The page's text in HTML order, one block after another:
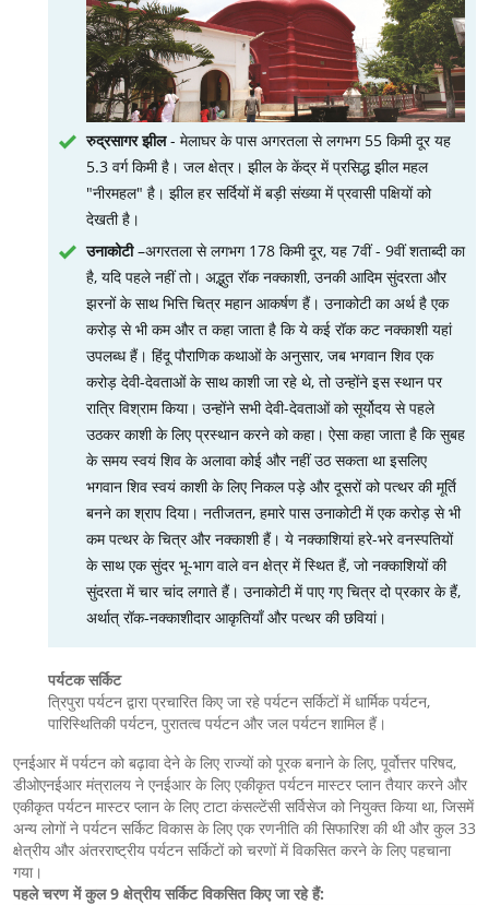
रुद्रसागर झील- मेलाघर के पास अगरतला से लगभग 55 किमी दूर यह
5.3 वर्ग किमी है। जल क्षेत्र। झील के केंद्र में प्रसिद्ध झील महल
"नीरमहल" है। झील हर सर्दियों में बड़ी संख्या में प्रवासी पक्षियों को
देखती है।
उनाकोटी–अगरतला से लगभग 178 किमी दूर, यह 7वीं - 9वीं शताब्दी का
है, यदि पहले नहीं तो। अद्भुत रॉक नक्काशी, उनकी आदिम सुंदरता और
झरनों के साथ भित्ति चित्र महान आकर्षण हैं। उनाकोटी का अर्थ है एक
करोड़ से भी कम और त कहा जाता है कि ये कई रॉक कट नक्काशी यहां
उपलब्ध हैं। हिंदू पौराणिक कथाओं के अनुसार, जब भगवान शिव एक
करोड़ देवी-देवताओं के साथ काशी जा रहे थे, तो उन्होंने इस स्थान पर
रात्रि विश्राम किया। उन्होंने सभी देवी-देवताओं को सूर्योदय से पहले
उठकर काशी के लिए प्रस्थान करने को कहा। ऐसा कहा जाता है कि सुबह
के समय स्वयं शिव के अलावा कोई और नहीं उठ सकता था इसलिए
भगवान शिव स्वयं काशी के लिए निकल पड़े और दूसरों को पत्थर की मूर्ति
बनने का श्राप दिया। नतीजतन, हमारे पास उनाकोटी में एक करोड़ से भी
कम पत्थर के चित्र और नक्काशी हैं। ये नक्काशियां हरे-भरे वनस्पतियों
के साथ एक सुंदर भू-भाग वाले वन क्षेत्र में स्थित हैं, जो नक्काशियों की
सुंदरता में चार चांद लगाते हैं। उनाकोटी में पाए गए चित्र दो प्रकार के हैं,
अर्थात् रॉक-नक्काशीदार आकृतियाँ और पत्थर की छवियां।
पर्यटक सर्किट
त्रिपुरा पर्यटन द्वारा प्रचारित किए जा रहे पर्यटन सर्किटों में धार्मिक पर्यटन,
पारिस्थितिकी पर्यटन, पुरातत्व पर्यटन और जल पर्यटन शामिल हैं।
एनईआर में पर्यटन को बढ़ावा देने के लिए राज्यों को पूरक बनाने के लिए, पूर्वोत्तर परिषद,
डीओएनईआर मंत्रालय ने एनईआर के लिए एकीकृत पर्यटन मास्टर प्लान तैयार करने और
एकीकृत पर्यटन मास्टर प्लान के लिए टाटा कंसल्टेंसी सर्विसेज को नियुक्त किया था, जिसमें
अन्य लोगों ने पर्यटन सर्किट विकास के लिए एक रणनीति की सिफारिश की थी और कुल 33
क्षेत्रीय और अंतरराष्ट्रीय पर्यटन सर्किटों को चरणों में विकसित करने के लिए पहचाना
गया।
पहले चरण में कुल 9 क्षेत्रीय सर्किट विकसित किए जा रहे हैं: